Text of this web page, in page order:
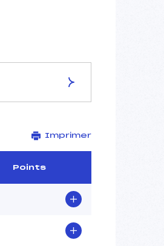
BALLON D'ALSACE
3 km
Imprimer
Points